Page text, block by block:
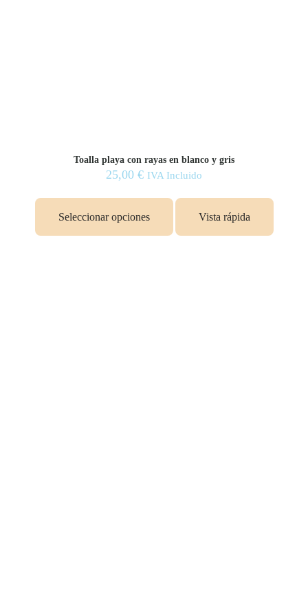
Toalla playa con rayas en blanco y gris
25,00 € IVA Incluido
Seleccionar opciones Vista rápida